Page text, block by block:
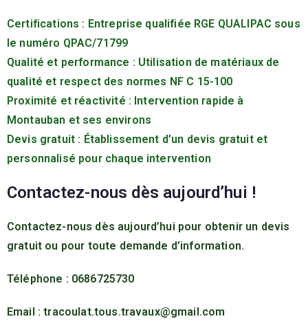
Certifications : Entreprise qualifiée RGE QUALIPAC sous
le numéro QPAC/71799
Qualité et performance : Utilisation de matériaux de
qualité et respect des normes NF C 15-100
Proximité et réactivité : Intervention rapide à
Montauban et ses environs
Devis gratuit : Établissement d’un devis gratuit et
personnalisé pour chaque intervention
Contactez-nous dès aujourd’hui !
Contactez-nous dès aujourd’hui pour obtenir un devis
gratuit ou pour toute demande d’information.
Téléphone : 0686725730
Email : tracoulat.tous.travaux@gmail.com